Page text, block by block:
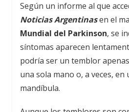
Según un informe al que
Noticias Argentinasen el
Mundial del Parkinson, se
síntomas aparecen
podría ser un temblor
una sola mano o, a veces, en
mandíbula.